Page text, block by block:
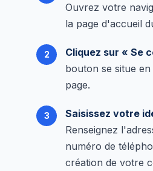
Ouvrez votre
la page d'accueil
Cliquez sur « Se
bouton se situe
page.
Saisissez votre
Renseignez
numéro de
création de votre